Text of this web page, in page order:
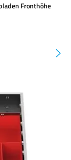
Fronthöhe